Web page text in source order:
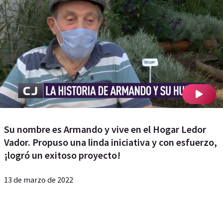
Su nombre es Armando y vive en el Hogar Ledor
Vador. Propuso una linda iniciativa y con esfuerzo,
¡logró un exitoso proyecto!
13 de marzo de 2022